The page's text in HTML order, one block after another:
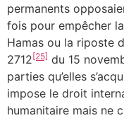
permanents
fois pour empêcher
Hamas ou la riposte
2712[25] du 15
parties qu’elles
impose le droit
humanitaire mais ne